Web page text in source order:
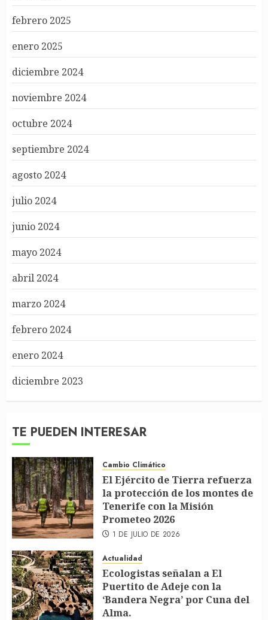
febrero 2025
enero 2025
diciembre 2024
noviembre 2024
octubre 2024
septiembre 2024
agosto 2024
julio 2024
junio 2024
mayo 2024
abril 2024
marzo 2024
febrero 2024
enero 2024
diciembre 2023
TE PUEDEN INTERESAR
Cambio Climático
El Ejército de Tierra refuerza
la protección de los montes de
Tenerife con la Misión
Prometeo 2026
1 DE JULIO DE 2026
Actualidad
Ecologistas señalan a El
Puertito de Adeje con la
‘Bandera Negra’ por Cuna del
Alma.